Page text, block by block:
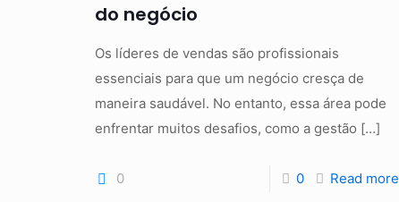
do negócio
Os líderes de vendas são profissionais
essenciais para que um negócio cresça de
maneira saudável. No entanto, essa área pode
enfrentar muitos desafios, como a gestão […]
0 0 Read more